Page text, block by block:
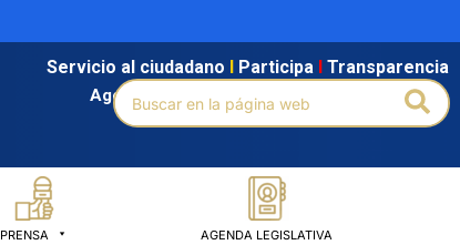
Agendamiento l Intranet Búsqueda avanzada
Servicio al ciudadano Participa Transparencia
Buscar
por:
PRENSA AGENDA LEGISLATIVA